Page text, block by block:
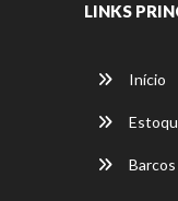
LINKS
Início
Barcos